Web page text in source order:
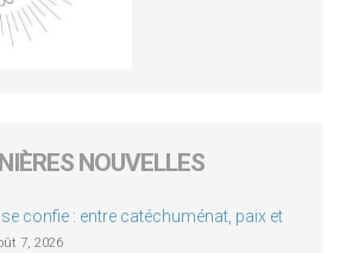
NOUVELLES
confie : entre catéchuménat, paix et
7, 2026